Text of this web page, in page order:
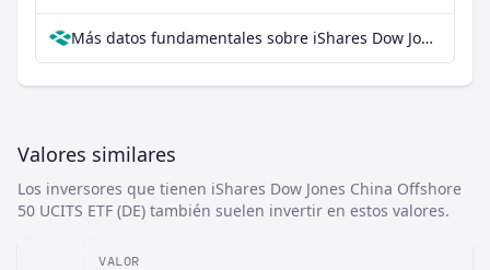
Más datos fundamentales sobre iShares Dow Jones China Offshore 50 UCITS ETF (DE) en Parqet
Valores similares
Los inversores que tienen iShares Dow Jones China Offshore
50 UCITS ETF (DE) también suelen invertir en estos valores.
VALOR